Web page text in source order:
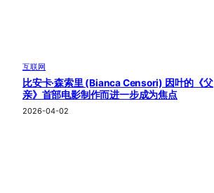
互联网
比安卡·森索里 (Bianca Censori) 因叶的《父
亲》首部电影制作而进一步成为焦点
2026-04-02